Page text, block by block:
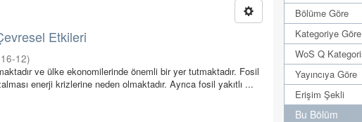
Etkileri
12)
ve ülke ekonomilerinde önemli bir yer tutmaktadır. Fosil
enerji krizlerine neden olmaktadır. Ayrıca fosil yakıtlı ...
Bölüme Göre
Kategoriye Göre
WoS Q
Yayıncıya Göre
Erişim Şekli
Bu Bölüm